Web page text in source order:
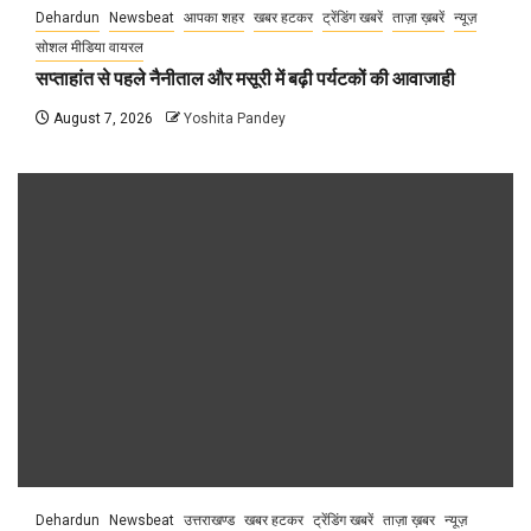
Dehardun Newsbeat आपका शहर खबर हटकर ट्रेंडिंग खबरें ताज़ा ख़बरें न्यूज़
सोशल मीडिया वायरल
सप्ताहांत से पहले नैनीताल और मसूरी में बढ़ी पर्यटकों की आवाजाही
August 7, 2026 Yoshita Pandey
Dehardun Newsbeat उत्तराखण्ड खबर हटकर ट्रेंडिंग खबरें ताज़ा ख़बर न्यूज़